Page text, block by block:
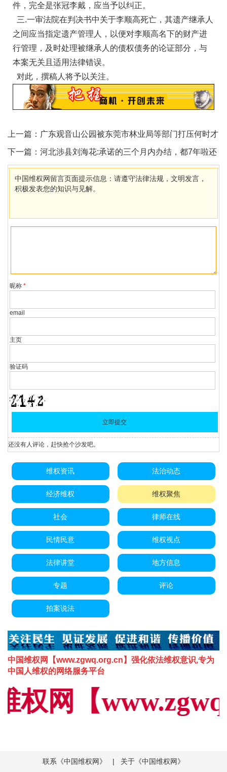
件，完全是张冠李戴，应当予以纠正。
三.一审法院在判决书中关于李顺高死亡，其遗产继承人
之间应当指定遗产管理人，以便对李顺高名下的财产进
行管理，及时处理被继承人的债权债务的论证部分，与
本案无关且适用法律错误。
对此，撰稿人将予以关注。
上一篇： 广东观音山公园被东莞市林业局等部门打压何时才
能拨云见日？
下一篇： 河北涉县刘海花:承诺的三个月内办结，都7年啦还
没影！
中国维权网留言页面提示信息：请遵守法律法规，文明发言，
积极发表您的知识与见解。
昵称*
email
主页
验证码
还没有人评论，赶快抢个沙发吧。
维权资讯 法治动态
经济维权 维权聚焦
社会 律师在线
民情民意 维权视点
法律讲堂 地方信息
专题 评论
拍案说法
中国维权网【www.zgwq.org.cn】强化依法维权意识,专为
中国人维权的网络服务平台
网【
联系《中国维权网》 | 关于《中国维权网》